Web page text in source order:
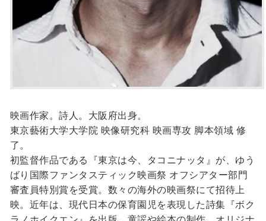
映画作家。詩人。大阪府出身。
東京藝術大学大学院 映像研究科 映画専攻 脚本領域 修
了。
初監督作品である『東京は今、タコニナッタ』が、ゆう
ばり国際ファンタスティック映画祭 オフシアター部門
審査員特別賞を受賞。数々の海外の映画祭にて招待上
映。近年は、現代日本の保育園児を表現した詩集『ボク